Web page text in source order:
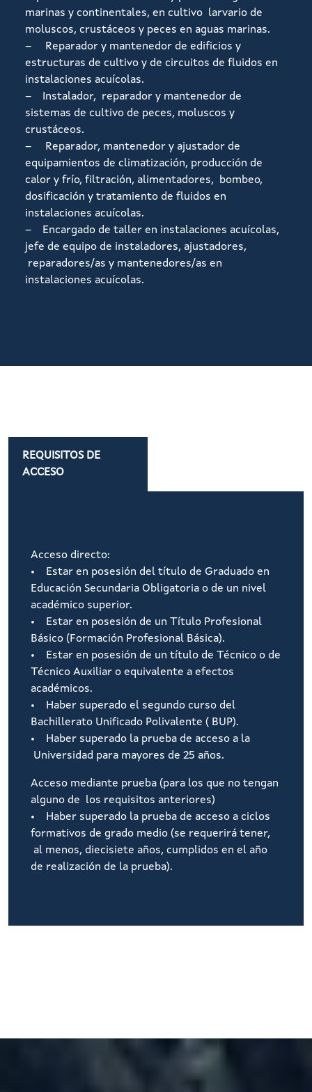
marinas y continentales, en cultivo larvario de
moluscos, crustáceos y peces en aguas marinas.
– Reparador y mantenedor de edificios y
estructuras de cultivo y de circuitos de fluidos en
instalaciones acuícolas.
– Instalador, reparador y mantenedor de
sistemas de cultivo de peces, moluscos y
crustáceos.
– Reparador, mantenedor y ajustador de
equipamientos de climatización, producción de
calor y frío, filtración, alimentadores, bombeo,
dosificación y tratamiento de fluidos en
instalaciones acuícolas.
– Encargado de taller en instalaciones acuícolas,
jefe de equipo de instaladores, ajustadores,
reparadores/as y mantenedores/as en
instalaciones acuícolas.
REQUISITOS DE
ACCESO
Acceso directo:
• Estar en posesión del título de Graduado en
Educación Secundaria Obligatoria o de un nivel
académico superior.
• Estar en posesión de un Título Profesional
Básico (Formación Profesional Básica).
• Estar en posesión de un título de Técnico o de
Técnico Auxiliar o equivalente a efectos
académicos.
• Haber superado el segundo curso del
Bachillerato Unificado Polivalente ( BUP).
• Haber superado la prueba de acceso a la
Universidad para mayores de 25 años.
Acceso mediante prueba (para los que no tengan
alguno de los requisitos anteriores)
• Haber superado la prueba de acceso a ciclos
formativos de grado medio (se requerirá tener,
al menos, diecisiete años, cumplidos en el año
de realización de la prueba).